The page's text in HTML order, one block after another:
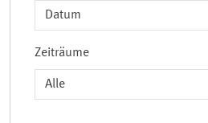
Zeiträume